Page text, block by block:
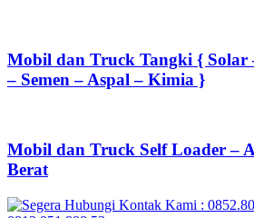
Mobil dan Truck Tangki { Solar
– Semen – Aspal – Kimia }
Mobil dan Truck Self Loader –
Berat